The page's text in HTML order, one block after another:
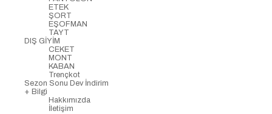
ETEK
ŞORT
EŞOFMAN
TAYT
DIŞ GİYİM
CEKET
MONT
KABAN
Trençkot
Sezon Sonu Dev İndirim
+ Bilgi
Hakkımızda
İletişim